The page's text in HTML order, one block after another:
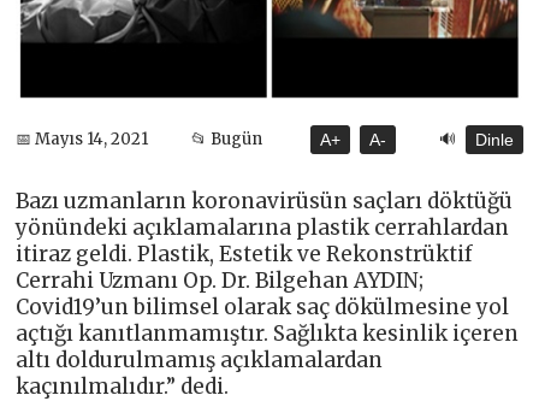
📅 Mayıs 14, 2021 📂 Bugün A+ A- 🔊 Dinle
Bazı uzmanların koronavirüsün saçları döktüğü
yönündeki açıklamalarına plastik cerrahlardan
itiraz geldi. Plastik, Estetik ve Rekonstrüktif
Cerrahi Uzmanı Op. Dr. Bilgehan AYDIN;
Covid19’un bilimsel olarak saç dökülmesine yol
açtığı kanıtlanmamıştır. Sağlıkta kesinlik içeren
altı doldurulmamış açıklamalardan
kaçınılmalıdır.” dedi.